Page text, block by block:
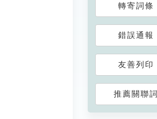
轉寄詞條
錯誤通報
友善列印
推薦關聯詞